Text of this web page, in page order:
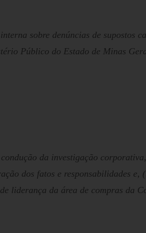
sobre denúncias de supostos
Público do Estado de Minas
da investigação
dos fatos e responsabilidades e,
liderança da área de compras da